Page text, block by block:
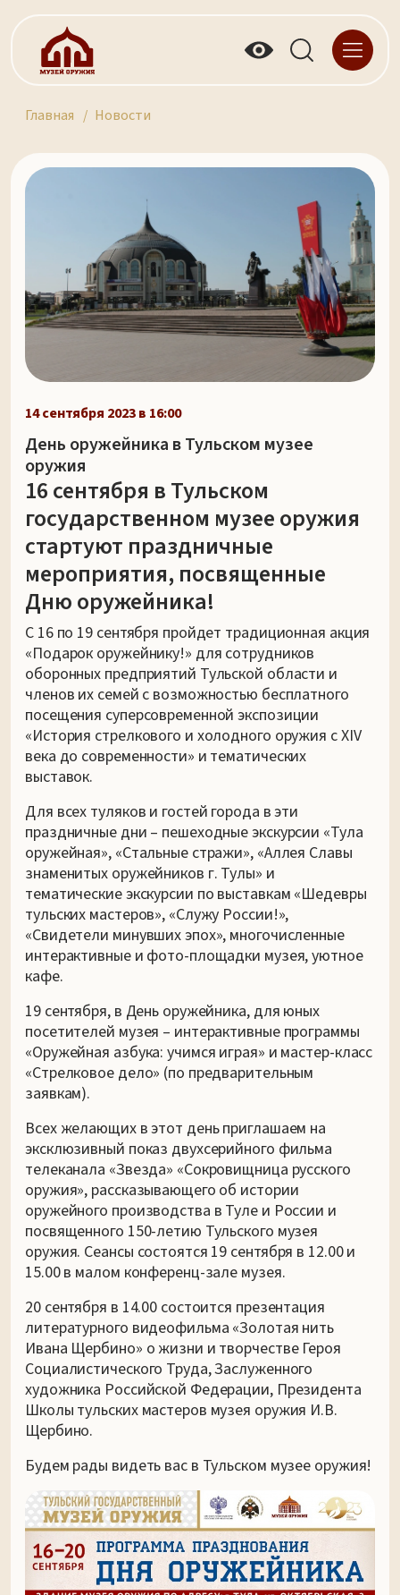
Главная Новости
14 сентября 2023 в 16:00
День оружейника в Тульском музее
оружия
16 сентября в Тульском
государственном музее оружия
стартуют праздничные
мероприятия, посвященные
Дню оружейника!
С 16 по 19 сентября пройдет традиционная акция
«Подарок оружейнику!» для сотрудников
оборонных предприятий Тульской области и
членов их семей с возможностью бесплатного
посещения суперсовременной экспозиции
«История стрелкового и холодного оружия с XIV
века до современности» и тематических
выставок.
Для всех туляков и гостей города в эти
праздничные дни – пешеходные экскурсии «Тула
оружейная», «Стальные стражи», «Аллея Славы
знаменитых оружейников г. Тулы» и
тематические экскурсии по выставкам «Шедевры
тульских мастеров», «Служу России!»,
«Свидетели минувших эпох», многочисленные
интерактивные и фото-площадки музея, уютное
кафе.
19 сентября, в День оружейника, для юных
посетителей музея – интерактивные программы
«Оружейная азбука: учимся играя» и мастер-класс
«Стрелковое дело» (по предварительным
заявкам).
Всех желающих в этот день приглашаем на
эксклюзивный показ двухсерийного фильма
телеканала «Звезда» «Сокровищница русского
оружия», рассказывающего об истории
оружейного производства в Туле и России и
посвященного 150-летию Тульского музея
оружия. Сеансы состоятся 19 сентября в 12.00 и
15.00 в малом конференц-зале музея.
20 сентября в 14.00 состоится презентация
литературного видеофильма «Золотая нить
Ивана Щербино» о жизни и творчестве Героя
Социалистического Труда, Заслуженного
художника Российской Федерации, Президента
Школы тульских мастеров музея оружия И.В.
Щербино.
Будем рады видеть вас в Тульском музее оружия!